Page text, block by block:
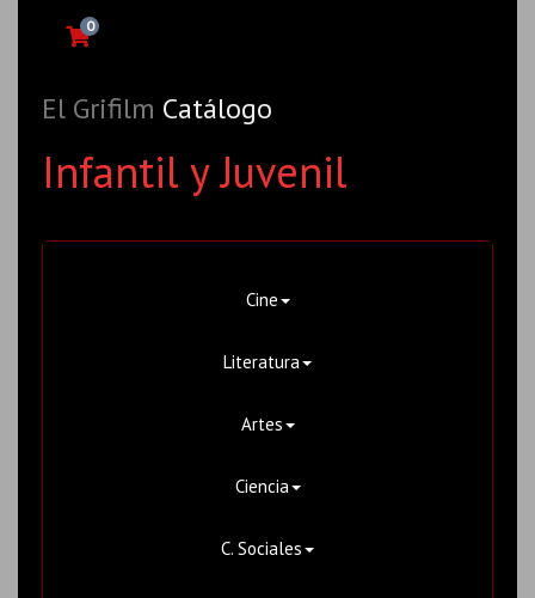
0
El Grifilm Catálogo
Infantil y Juvenil
Cine
Literatura
Artes
Ciencia
C. Sociales